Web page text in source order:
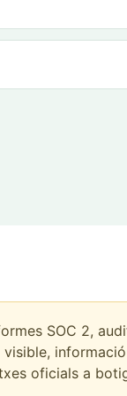
SOC 2,
oficials a